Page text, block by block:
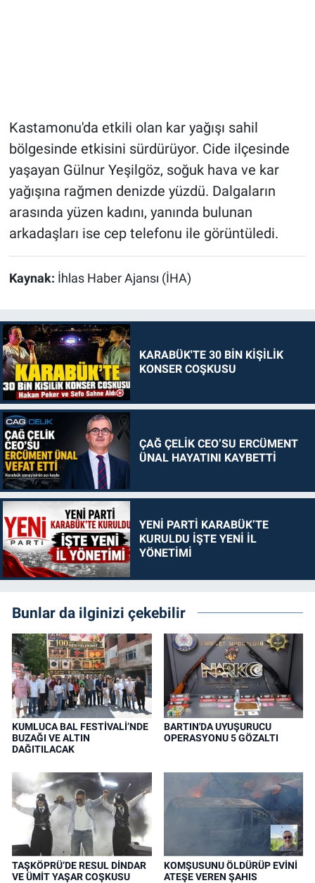
Kastamonu'da etkili olan kar yağışı sahil
bölgesinde etkisini sürdürüyor. Cide ilçesinde
yaşayan Gülnur Yeşilgöz, soğuk hava ve kar
yağışına rağmen denizde yüzdü. Dalgaların
arasında yüzen kadını, yanında bulunan
arkadaşları ise cep telefonu ile görüntüledi.
Kaynak: İhlas Haber Ajansı (İHA)
KARABÜK'TE 30 BİN KİŞİLİK
KONSER COŞKUSU
ÇAĞ ÇELİK CEO’SU ERCÜMENT
ÜNAL HAYATINI KAYBETTİ
YENİ PARTİ KARABÜK’TE
KURULDU İŞTE YENİ İL
YÖNETİMİ
Bunlar da ilginizi çekebilir
KUMLUCA BAL FESTİVALİ’NDE
BUZAĞI VE ALTIN
DAĞITILACAK
BARTIN'DA UYUŞURUCU
OPERASYONU 5 GÖZALTI
TAŞKÖPRÜ’DE RESUL DİNDAR
VE ÜMİT YAŞAR COŞKUSU
KOMŞUSUNU ÖLDÜRÜP EVİNİ
ATEŞE VEREN ŞAHIS